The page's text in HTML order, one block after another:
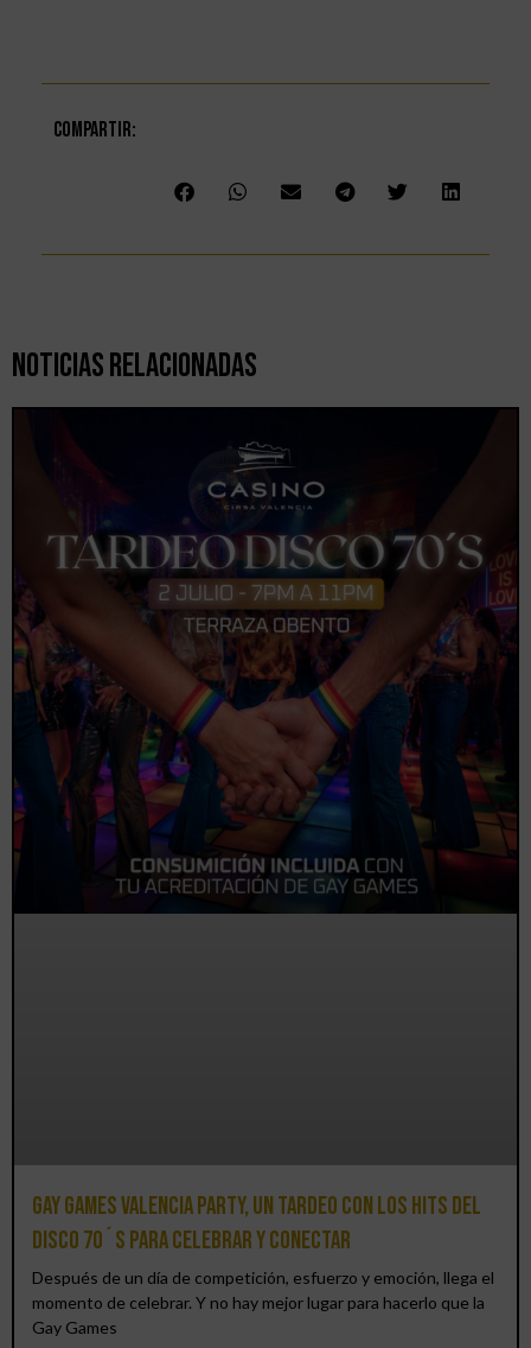
Compartir:
Noticias Relacionadas
Gay Games Valencia Party, un tardeo con los hits del
DISCO 70´S para celebrar y conectar
Después de un día de competición, esfuerzo y emoción, llega el
momento de celebrar. Y no hay mejor lugar para hacerlo que la
Gay Games